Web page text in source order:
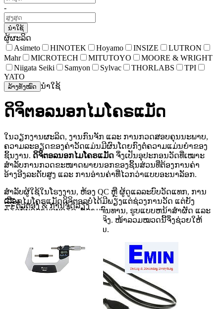
-
ນຳໃຊ້
ຜູ້ຜະລິດ
Asimeto
HINOTEK Hoyamo INSIZE
LUTRON
Mahr
MICROTECH MITUTOYO
MOORE & WRIGHT
Niigata Seiki
Samyon Sylvac THORLABS
TPI
YATO
ລ້າງທັງໝົດ ນຳໃຊ້
ດິຈິຕອລນອກໄມໂຄຣແມັດ
ໃນວຽກງານຜະລິດ, ງານກົນຈັກ ແລະ ການກວດສອບຄຸນນະພາບ,
ຄວາມລະອຽດຂອງຄ່າວັດແມ່ນມີຜົນໂດຍກົງຕໍ່ຄວາມແມ່ນຍຳຂອງ
ຊິ້ນງານ. ດິຈິຕອລນອກໄມໂຄຣແມັດ ຈຶ່ງເປັນອຸປະກອນວັດທີ່ເໝາະ
ສຳລັບການກວດຂະໜາດພາຍນອກຂອງຊິ້ນສ່ວນທີ່ຕ້ອງການຄ່າ
ອ້າງອີງລະດັບສູງ ແລະ ການອ່ານຄ່າທີ່ໄວກວ່າແບບອະນາລັອກ.
ສຳລັບຜູ້ໃຊ້ໃນໂຮງງານ, ຫ້ອງ QC ຫຼື ຜູ້ດູແລລະບົບວັດແທກ, ການ
ເລືອກໄມໂຄຣແມັດດິຈິຕອລບໍ່ໄດ້ມີພຽງແຕ່ຊ່ວງການວັດ ແຕ່ຍັງ
ກ່ຽວກັບຄວາມລະອຽດ, ຄວາມທົນທານ, ຮູບແບບຫນ້າສຳຜັດ ແລະ
ຄວາມເໝາະກັບລັກສະນະວຽກຈິງ. ໜ້າລວມໝວດນີ້ຈຶ່ງຊ່ວຍໃຫ້
ຄົ້ນຫາຮຸ່ນທີ່ເໝາະສົມໄດ້ງ່າຍຂຶ້ນ.
ຕົວຕອງ & ການຈັດລຽງ